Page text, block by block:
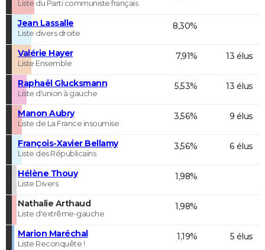
Liste du Parti communiste français
Jean Lassalle
Liste divers droite
8,30%
Valérie Hayer
Liste Ensemble
7,91% 13 élus
Raphaël Glucksmann
Liste d'union à gauche
5,53% 13 élus
Manon Aubry
Liste de La France insoumise
3,56% 9 élus
François-Xavier Bellamy
Liste des Républicains
3,56% 6 élus
Hélène Thouy
Liste Divers
1,98%
Nathalie Arthaud
Liste d'extrême-gauche
1,98%
Marion Maréchal
Liste Reconquête !
1,19% 5 élus